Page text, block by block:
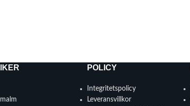
POLICY
Integritetspolicy
Leveransvillkor